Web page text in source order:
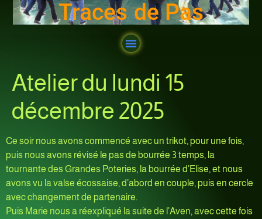
Traces de Pas
Atelier du lundi 15
décembre 2025
Ce soir nous avons commencé avec un trikot, pour une fois,
puis nous avons révisé le pas de bourrée 3 temps, la
tournante des Grandes Poteries, la bourrée d’Elise, et nous
avons vu la valse écossaise, d’abord en couple, puis en cercle
avec changement de partenaire.
Puis Marie nous a réexpliqué la suite de l’Aven, avec cette fois